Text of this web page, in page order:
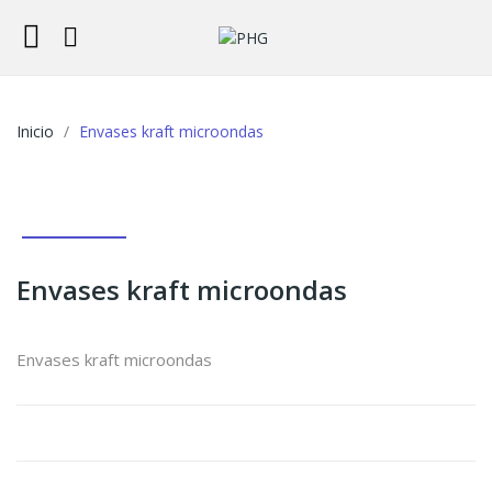
Inicio Envases kraft microondas
Envases kraft microondas
Envases kraft microondas